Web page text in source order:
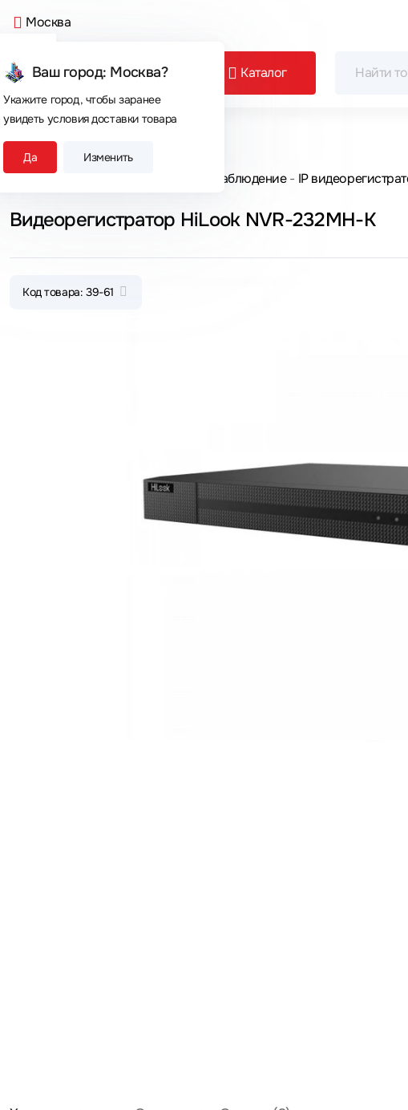
Москва
Ваш город: Москва?
Укажите город, чтобы заранее
увидеть условия доставки товара
Да Изменить
Каталог
Сегодня покупают
Главная Видеонаблюдение IP
Видеорегистратор HiLook NVR-232MH-K
Код товара: 39-61